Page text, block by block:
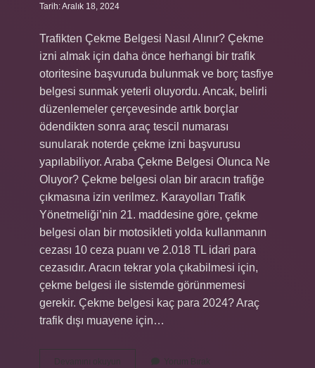
Tarih: Aralık 18, 2024
Trafikten Çekme Belgesi Nasıl Alınır? Çekme
izni almak için daha önce herhangi bir trafik
otoritesine başvuruda bulunmak ve borç tasfiye
belgesi sunmak yeterli oluyordu. Ancak, belirli
düzenlemeler çerçevesinde artık borçlar
ödendikten sonra araç tescil numarası
sunularak noterde çekme izni başvurusu
yapılabiliyor. Araba Çekme Belgesi Olunca Ne
Oluyor? Çekme belgesi olan bir aracın trafiğe
çıkmasına izin verilmez. Karayolları Trafik
Yönetmeliği’nin 21. maddesine göre, çekme
belgesi olan bir motosikleti yolda kullanmanın
cezası 10 ceza puanı ve 2.018 TL idari para
cezasıdır. Aracın tekrar yola çıkabilmesi için,
çekme belgesi ile sistemde görünmemesi
gerekir. Çekme belgesi kaç para 2024? Araç
trafik dışı muayene için…
Devamını okuyun
Trafikten
Yorum Bırak